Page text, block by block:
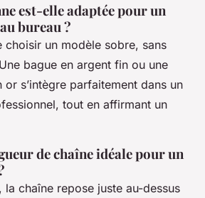
est-elle adaptée pour un
bureau ?
choisir un modèle sobre, sans
bague en argent fin ou une
s’intègre parfaitement dans un
tout en affirmant un
de chaîne idéale pour un
, la chaîne repose juste au-dessus